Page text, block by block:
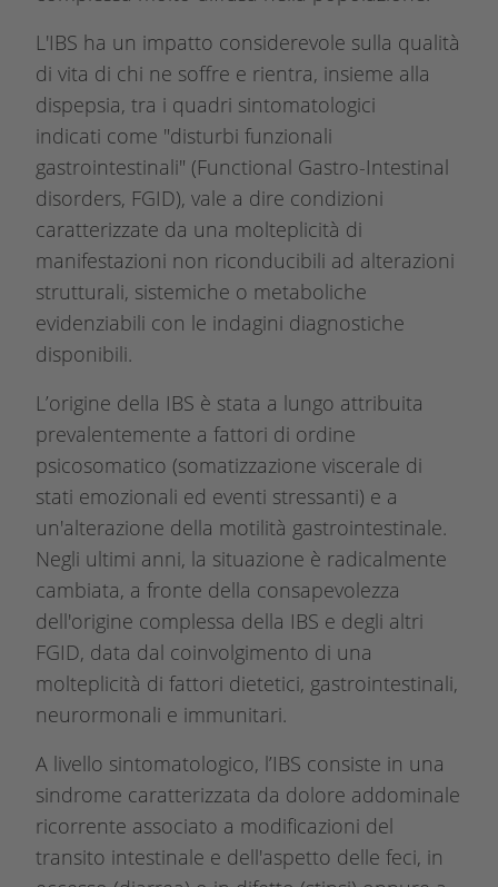
L'IBS ha un impatto considerevole sulla qualità
di vita di chi ne soffre e rientra, insieme alla
dispepsia, tra i quadri sintomatologici
indicati come "disturbi funzionali
gastrointestinali" (Functional Gastro-Intestinal
disorders, FGID), vale a dire condizioni
caratterizzate da una molteplicità di
manifestazioni non riconducibili ad alterazioni
strutturali, sistemiche o metaboliche
evidenziabili con le indagini diagnostiche
disponibili.
L’origine della IBS è stata a lungo attribuita
prevalentemente a fattori di ordine
psicosomatico (somatizzazione viscerale di
stati emozionali ed eventi stressanti) e a
un'alterazione della motilità gastrointestinale.
Negli ultimi anni, la situazione è radicalmente
cambiata, a fronte della consapevolezza
dell'origine complessa della IBS e degli altri
FGID, data dal coinvolgimento di una
molteplicità di fattori dietetici, gastrointestinali,
neurormonali e immunitari.
A livello sintomatologico, l’IBS consiste in una
sindrome caratterizzata da dolore addominale
ricorrente associato a modificazioni del
transito intestinale e dell'aspetto delle feci, in